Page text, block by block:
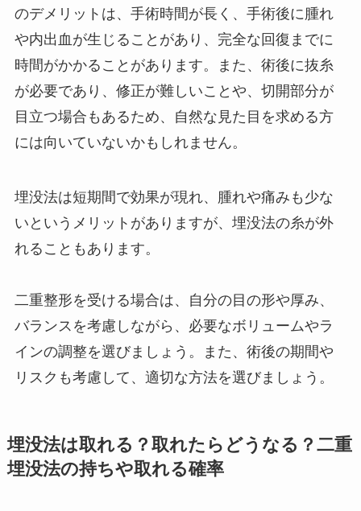
のデメリットは、手術時間が長く、手術後に腫れ
や内出血が生じることがあり、完全な回復までに
時間がかかることがあります。また、術後に抜糸
が必要であり、修正が難しいことや、切開部分が
目立つ場合もあるため、自然な見た目を求める方
には向いていないかもしれません。
埋没法は短期間で効果が現れ、腫れや痛みも少な
いというメリットがありますが、埋没法の糸が外
れることもあります。
二重整形を受ける場合は、自分の目の形や厚み、
バランスを考慮しながら、必要なボリュームやラ
インの調整を選びましょう。また、術後の期間や
リスクも考慮して、適切な方法を選びましょう。
埋没法は取れる？取れたらどうなる？二重
埋没法の持ちや取れる確率